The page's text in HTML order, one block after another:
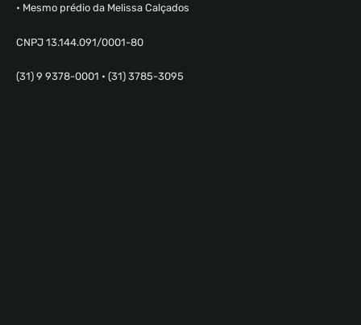
• Mesmo prédio da Melissa Calçados
CNPJ 13.144.091/0001-80
(31) 9 9378-0001 • (31) 3785-3095